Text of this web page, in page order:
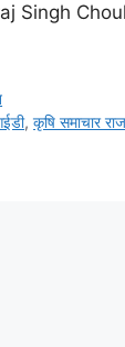
Singh
,कृषि समाचार